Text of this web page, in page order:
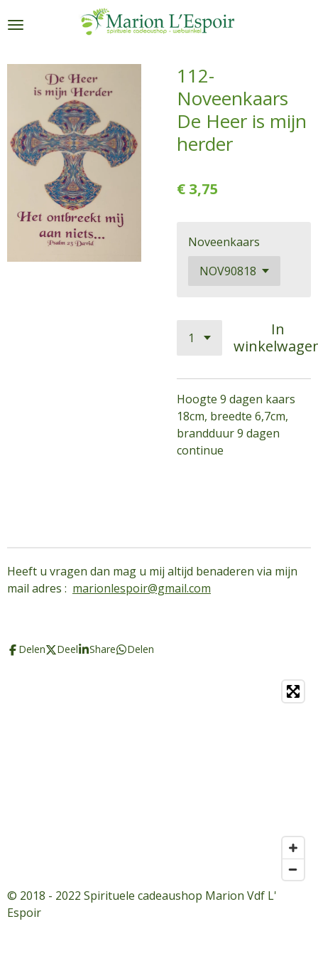
direct
de
hoofdinhoud
112-
Noveenkaars
De Heer is mijn
herder
€ 3,75
Noveenkaars
In
Hoogte 9 dagen kaars
18cm, breedte 6,7cm,
brandduur 9 dagen
continue
Heeft u vragen dan mag u mij altijd benaderen via mijn
mail adres : marionlespoir@gmail.com
Delen Deel Share Delen
© 2018 - 2022 Spirituele cadeaushop Marion Vdf L'
Espoir